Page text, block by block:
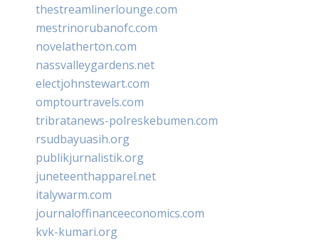
thestreamlinerlounge.com
mestrinorubanofc.com
novelatherton.com
nassvalleygardens.net
electjohnstewart.com
omptourtravels.com
tribratanews-polreskebumen.com
rsudbayuasih.org
publikjurnalistik.org
juneteenthapparel.net
italywarm.com
journaloffinanceeconomics.com
kvk-kumari.org